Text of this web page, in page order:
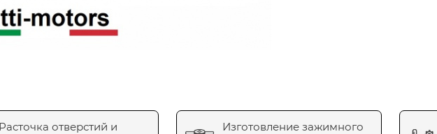
Расточка отверстий и
Изготовление зажимного